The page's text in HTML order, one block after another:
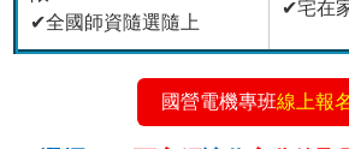
✔全國師資隨選隨上
✔宅在
國營電機專班線上報